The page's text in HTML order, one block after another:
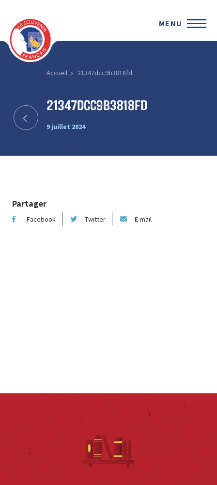
MENU
Accueil 21347dcc9b3818fd
21347dcc9b3818fd
9 juillet 2024
Partager
Facebook Twitter E-mail